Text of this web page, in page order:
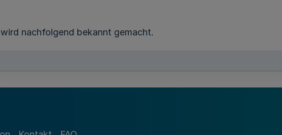
nachfolgend bekannt gemacht.